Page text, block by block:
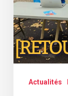
mairie
6&8
de
Actualités